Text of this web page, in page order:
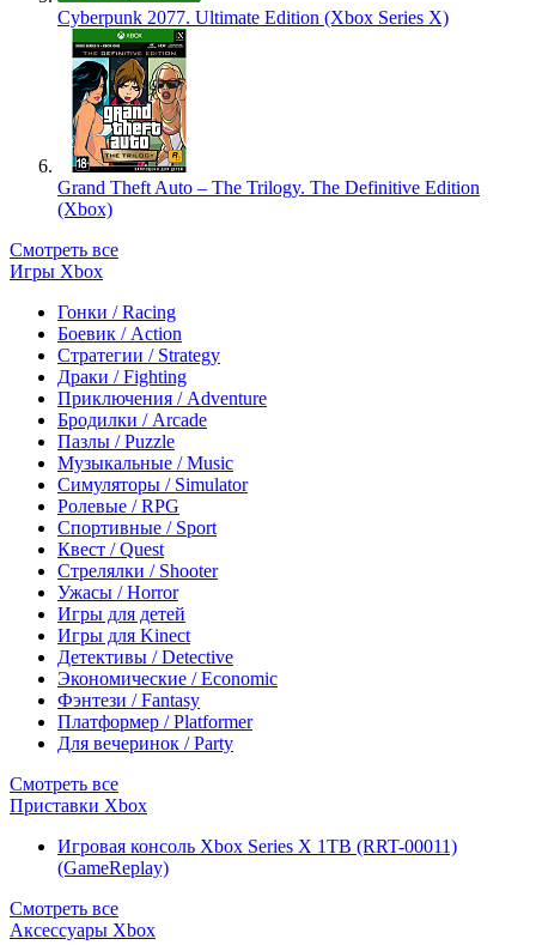
Cyberpunk 2077. Ultimate Edition (Xbox Series X)
Grand Theft Auto – The Trilogy. The Definitive Edition
(Xbox)
Смотреть все
Игры Xbox
Гонки / Racing
Боевик / Action
Стратегии / Strategy
Драки / Fighting
Приключения / Adventure
Бродилки / Arcade
Пазлы / Puzzle
Музыкальные / Music
Симуляторы / Simulator
Ролевые / RPG
Спортивные / Sport
Квест / Quest
Стрелялки / Shooter
Ужасы / Horror
Игры для детей
Игры для Kinect
Детективы / Detective
Экономические / Economic
Фэнтези / Fantasy
Платформер / Platformer
Для вечеринок / Party
Смотреть все
Приставки Xbox
Игровая консоль Xbox Series X 1TB (RRT-00011)
(GameReplay)
Смотреть все
Аксессуары Xbox